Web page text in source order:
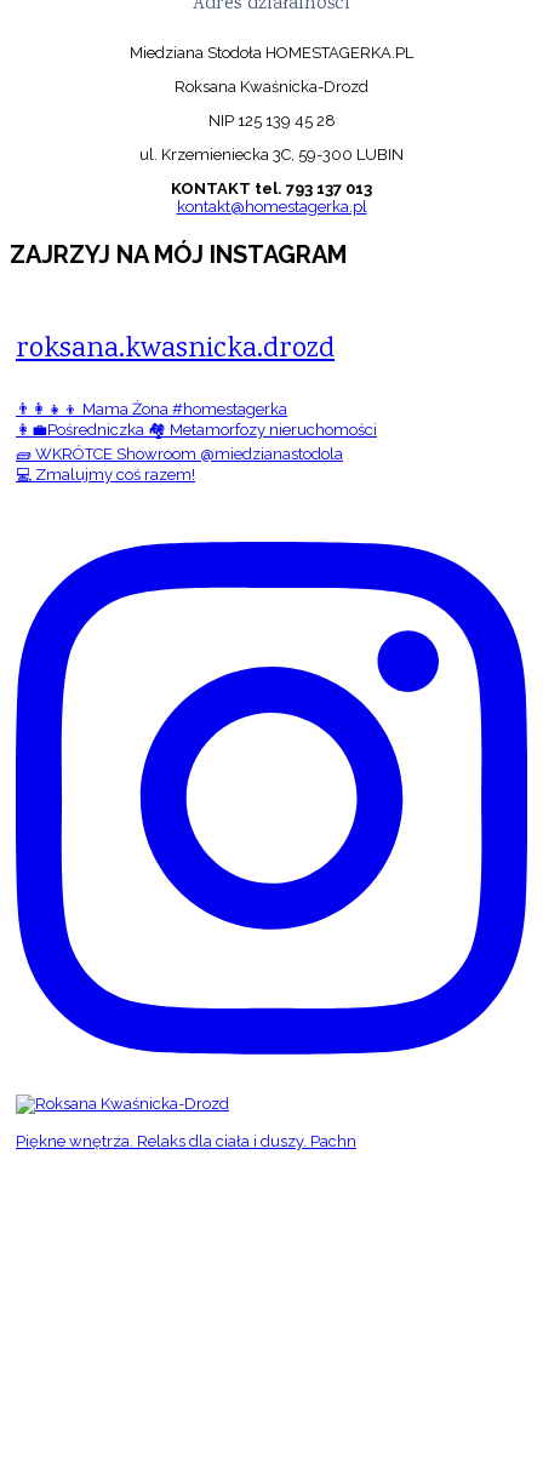
Miedziana Stodoła HOMESTAGERKA.PL
Roksana Kwaśnicka-Drozd
NIP 125 139 45 28
ul. Krzemieniecka 3C, 59-300 LUBIN
KONTAKT tel. 793 137 013
kontakt@homestagerka.pl
ZAJRZYJ NA MÓJ INSTAGRAM
roksana.kwasnicka.drozd
👨‍👩‍👧‍👦 Mama Żona #homestagerka
👩‍💼Pośredniczka 🏘️ Metamorfozy nieruchomości
🧱 WKRÓTCE Showroom @miedzianastodola
💻 Zmalujmy coś razem!
Piękne wnętrza. Relaks dla ciała i duszy. Pachn